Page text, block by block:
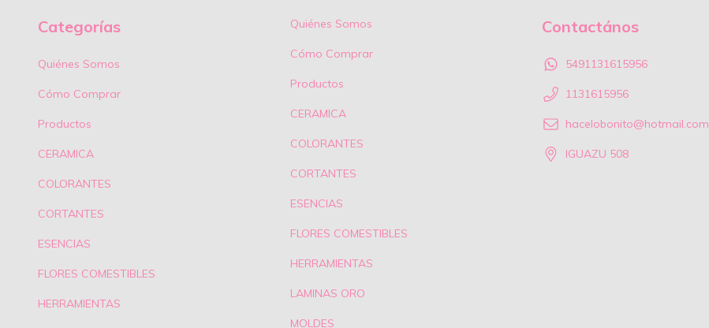
Categorías
Quiénes Somos
Cómo Comprar
Productos
CERAMICA
COLORANTES
CORTANTES
ESENCIAS
FLORES COMESTIBLES
HERRAMIENTAS
Quiénes Somos
Cómo Comprar
Productos
CERAMICA
COLORANTES
CORTANTES
ESENCIAS
FLORES COMESTIBLES
HERRAMIENTAS
LAMINAS ORO
MOLDES
Contactános
5491131615956
1131615956
hacelobonito@hotmail.com
IGUAZU 508